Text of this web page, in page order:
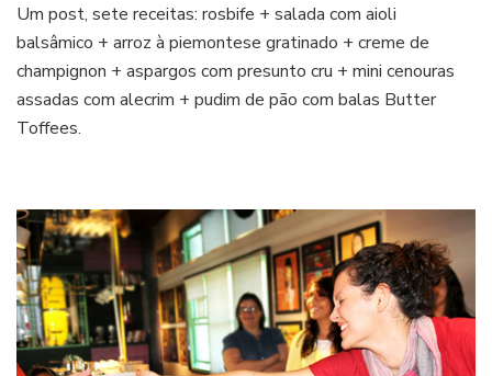
+
Arroz
à
piemontese
gratinado
com
balas
Butter
Toffees
Um post, sete receitas: rosbife + salada com aioli
balsâmico + arroz à piemontese gratinado + creme de
champignon + aspargos com presunto cru + mini cenouras
assadas com alecrim + pudim de pão com balas Butter
Toffees.